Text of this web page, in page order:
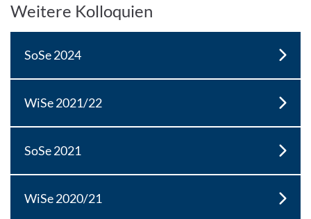
Weitere Kolloquien
SoSe 2024
WiSe 2021/22
SoSe 2021
WiSe 2020/21